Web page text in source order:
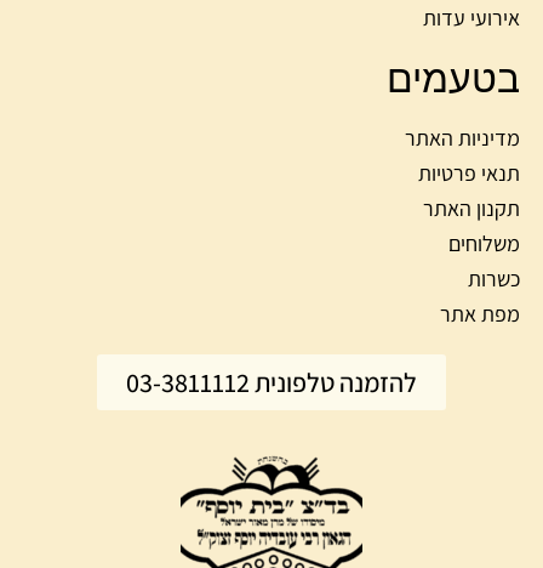
אירועי עדות
בטעמים
מדיניות האתר
תנאי פרטיות
תקנון האתר
משלוחים
כשרות
מפת אתר
להזמנה טלפונית 03-3811112